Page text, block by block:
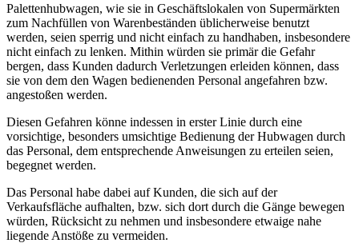
Palettenhubwagen, wie sie in Geschäftslokalen von Supermärkten
zum Nachfüllen von Warenbeständen üblicherweise benutzt
werden, seien sperrig und nicht einfach zu handhaben, insbesondere
nicht einfach zu lenken. Mithin würden sie primär die Gefahr
bergen, dass Kunden dadurch Verletzungen erleiden können, dass
sie von dem den Wagen bedienenden Personal angefahren bzw.
angestoßen werden.
Diesen Gefahren könne indessen in erster Linie durch eine
vorsichtige, besonders umsichtige Bedienung der Hubwagen durch
das Personal, dem entsprechende Anweisungen zu erteilen seien,
begegnet werden.
Das Personal habe dabei auf Kunden, die sich auf der
Verkaufsfläche aufhalten, bzw. sich dort durch die Gänge bewegen
würden, Rücksicht zu nehmen und insbesondere etwaige nahe
liegende Anstöße zu vermeiden.